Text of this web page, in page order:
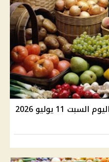
أسعار الخضراوات والفاكهة اليوم السبت 11 يوليو 2026